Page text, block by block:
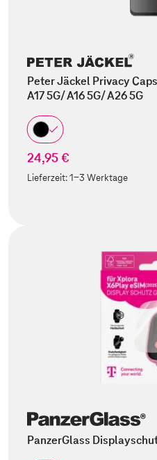
Peter Jäckel Privacy
A17 5G/ A16 5G/ A26 5G
24,95 €
Lieferzeit:1-3 Werktage
PanzerGlass